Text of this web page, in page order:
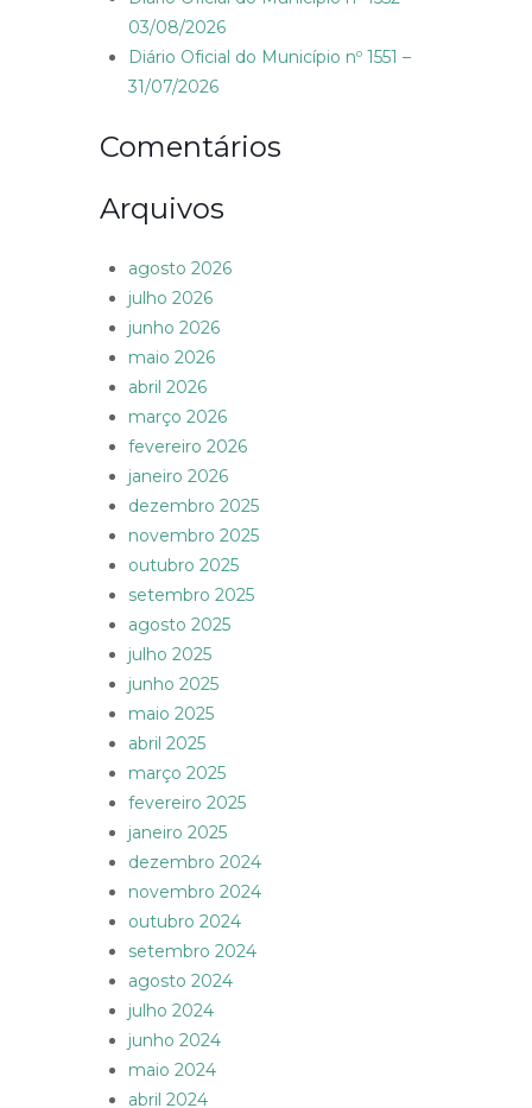
03/08/2026
Diário Oficial do Município nº 1551 –
31/07/2026
Comentários
Arquivos
agosto 2026
julho 2026
junho 2026
maio 2026
abril 2026
março 2026
fevereiro 2026
janeiro 2026
dezembro 2025
novembro 2025
outubro 2025
setembro 2025
agosto 2025
julho 2025
junho 2025
maio 2025
abril 2025
março 2025
fevereiro 2025
janeiro 2025
dezembro 2024
novembro 2024
outubro 2024
setembro 2024
agosto 2024
julho 2024
junho 2024
maio 2024
abril 2024